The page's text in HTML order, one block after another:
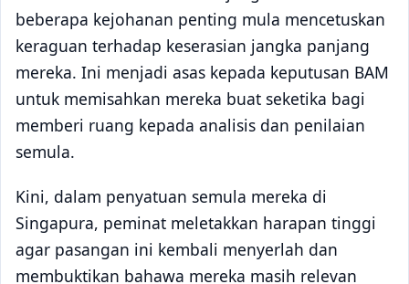
beberapa kejohanan penting mula mencetuskan
keraguan terhadap keserasian jangka panjang
mereka. Ini menjadi asas kepada keputusan BAM
untuk memisahkan mereka buat seketika bagi
memberi ruang kepada analisis dan penilaian
semula.
Kini, dalam penyatuan semula mereka di
Singapura, peminat meletakkan harapan tinggi
agar pasangan ini kembali menyerlah dan
membuktikan bahawa mereka masih relevan